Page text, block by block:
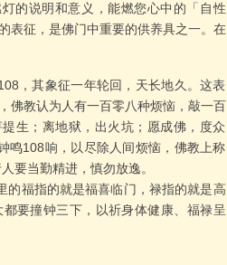
的说明和意义，能燃您心中的「自性
表征，是佛门中重要的供养具之一。在
，其象征一年轮回，天长地久。这表
佛教认为人有一百零八种烦恼，敲一百
生；离地狱，出火坑；愿成佛，度众
鸣108响，以尽除人间烦恼，佛教上称
要当勤精进，慎勿放逸。
的福指的就是福喜临门，禄指的就是高
要撞钟三下，以祈身体健康、福禄呈